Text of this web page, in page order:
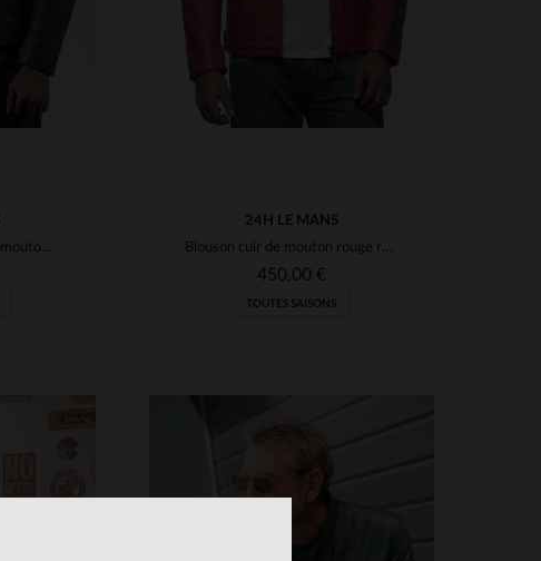
Blouson biker en cuir de mouton vert, souple et léger. Col motard.
24H LE MANS
Blouson cuir de mouton rouge racing, inspiré des 24h du Mans.
450,00 €
TOUTES SAISONS